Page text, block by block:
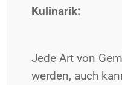
Kulinarik:
Jede Art von
werden, auch